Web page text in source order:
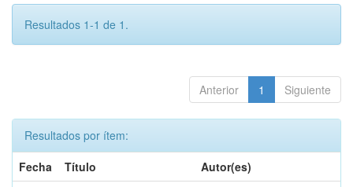
Resultados 1-1 de 1.
Anterior 1 Siguiente
Resultados por ítem:
Fecha
Título
Autor(es)